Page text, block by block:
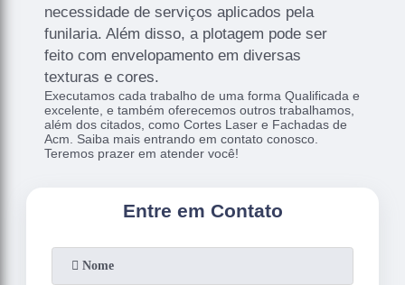
necessidade de serviços aplicados pela
funilaria. Além disso, a plotagem pode ser
feito com envelopamento em diversas
texturas e cores.
Executamos cada trabalho de uma forma Qualificada e
excelente, e também oferecemos outros trabalhamos,
além dos citados, como Cortes Laser e Fachadas de
Acm. Saiba mais entrando em contato conosco.
Teremos prazer em atender você!
Entre em Contato